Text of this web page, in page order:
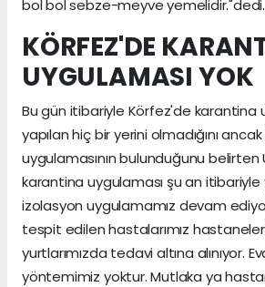
bol bol sebze-meyve yemelidir."dedi.
KÖRFEZ'DE
UYGULAMASI YOK
Bu gün itibariyle Körfez'de karantina
yapılan hiç bir yerini olmadığını
uygulamasının bulunduğunu
karantina uygulaması şu an itibariyle
izolasyon uygulamamız devam
tespit edilen hastalarımız
yurtlarımızda tedavi altına alınıyor.
yöntemimiz yoktur. Mutlaka ya